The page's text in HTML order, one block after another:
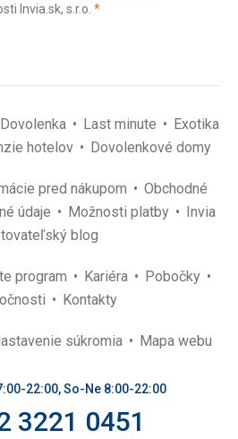
Invia.sk, s.r.o. *(povinné)
Dovolenka Last minute
Exotika
hotelov Dovolenkové domy
pred nákupom
Obchodné
údaje Možnosti platby
Invia
blog
program Kariéra
Pobočky
Kontakty
súkromia Mapa webu
22:00, So-Ne 8:00-22:00
3221 0451